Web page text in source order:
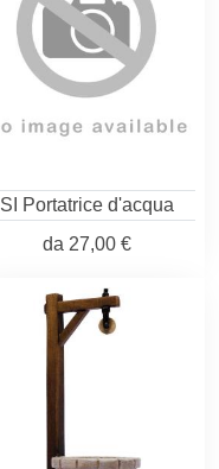
SI Portatrice d'acqua
da 27,00 €